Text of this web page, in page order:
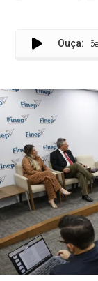
Ouça:
R$ 360 milhões a